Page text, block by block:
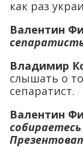
как раз
Валентин
Владимир
слышать о
сепаратист.
Валентин